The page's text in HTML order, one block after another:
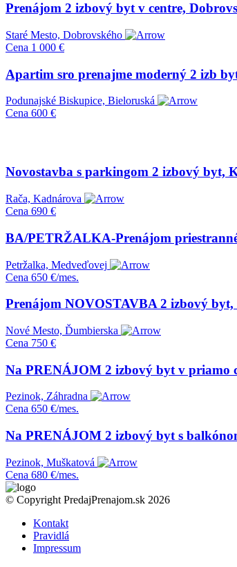
Prenájom 2 izbový byt v centre,
Staré Mesto, Dobrovského
Cena 1 000 €
Apartim sro prenajme moderný 2 izb
Podunajské Biskupice, Bieloruská
Cena 600 €
Novostavba s parkingom 2 izbový byt,
Rača, Kadnárova
Cena 690 €
BA/PETRŽALKA-Prenájom
Petržalka, Medveďovej
Cena 650 €/mes.
Prenájom NOVOSTAVBA 2 izbový
Nové Mesto, Ďumbierska
Cena 750 €
Na PRENÁJOM 2 izbový byt v priamo
Pezinok, Záhradna
Cena 650 €/mes.
Na PRENÁJOM 2 izbový byt s
Pezinok, Muškatová
Cena 680 €/mes.
© Copyright PredajPrenajom.sk 2026
Kontakt
Pravidlá
Impressum